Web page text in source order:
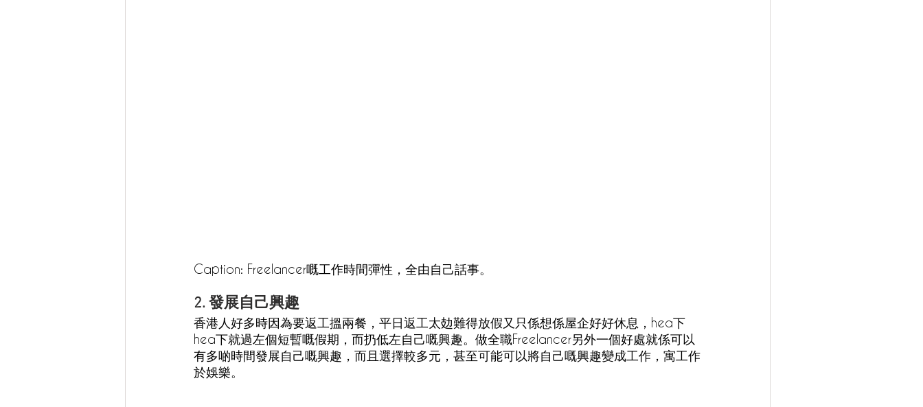
Caption: Freelancer嘅工作時間彈性，全由自己話事。
2. 發展自己興趣
香港人好多時因為要返工搵兩餐，平日返工太攰難得放假又只係想係屋企好好休息，hea下
hea下就過左個短暫嘅假期，而扔低左自己嘅興趣。做全職Freelancer另外一個好處就係可以
有多啲時間發展自己嘅興趣，而且選擇較多元，甚至可能可以將自己嘅興趣變成工作，寓工作
於娛樂。